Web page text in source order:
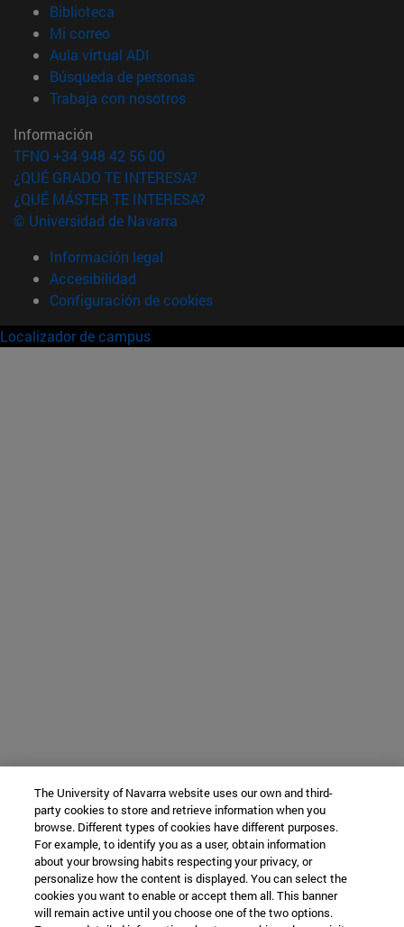
Biblioteca
Mi correo(abre en nueva ventana)
Aula virtual ADI
Búsqueda de personas(abre en nueva ventana)
Trabaja con nosotros(abre en nueva ventana)
Información
TFNO +34 948 42 56 00
¿QUÉ GRADO TE INTERESA?
¿QUÉ MÁSTER TE INTERESA?
© Universidad de Navarra
Información legal
Accesibilidad
Configuración de cookies
Localizador de campus
The University of Navarra website uses our own and third-
party cookies to store and retrieve information when you
browse. Different types of cookies have different purposes.
For example, to identify you as a user, obtain information
about your browsing habits respecting your privacy, or
personalize how the content is displayed. You can select the
cookies you want to enable or accept them all. This banner
will remain active until you choose one of the two options.